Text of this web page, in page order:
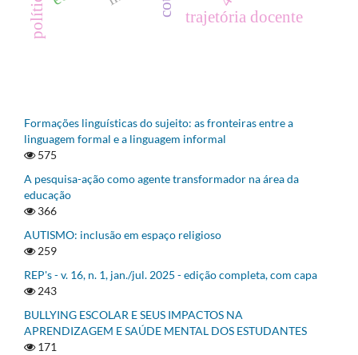
trajetória docente
Formações linguísticas do sujeito: as fronteiras entre a
linguagem formal e a linguagem informal
575
A pesquisa-ação como agente transformador na área da
educação
366
AUTISMO: inclusão em espaço religioso
259
REP's - v. 16, n. 1, jan./jul. 2025 - edição completa, com capa
243
BULLYING ESCOLAR E SEUS IMPACTOS NA
APRENDIZAGEM E SAÚDE MENTAL DOS ESTUDANTES
171